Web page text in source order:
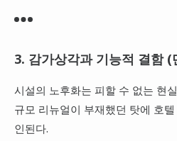
3. 감가상각과 기능적 결함 (
시설의 노후화는 피할 수 없는 현
규모 리뉴얼이 부재했던 탓에 호
인된다.